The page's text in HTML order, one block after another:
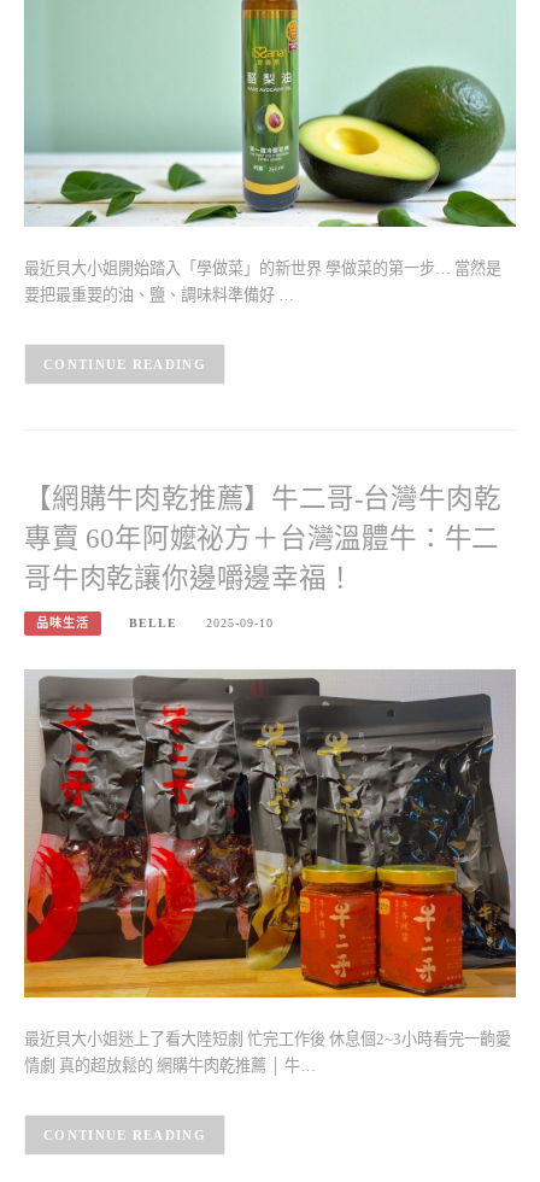
最近貝大小姐開始踏入「學做菜」的新世界 學做菜的第一步… 當然是
要把最重要的油、鹽、調味料準備好 …
CONTINUE READING
【網購牛肉乾推薦】牛二哥-台灣牛肉乾
專賣 60年阿嬤祕方＋台灣溫體牛：牛二
哥牛肉乾讓你邊嚼邊幸福！
品味生活 BELLE 2025-09-10
最近貝大小姐迷上了看大陸短劇 忙完工作後 休息個2~3小時看完一齣愛
情劇 真的超放鬆的 網購牛肉乾推薦 │ 牛…
CONTINUE READING